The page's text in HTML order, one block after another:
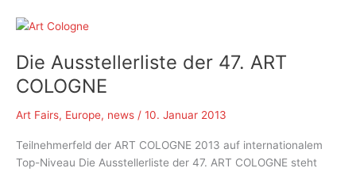
Schlussbericht
Die Ausstellerliste der 47. ART
COLOGNE
Art Fairs, Europe, news / 10. Januar 2013
Teilnehmerfeld der ART COLOGNE 2013 auf internationalem
Top-Niveau Die Ausstellerliste der 47. ART COLOGNE steht